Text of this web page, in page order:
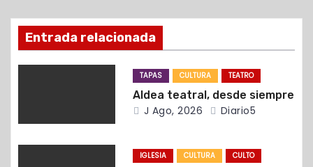
n
d
e
n
Entrada relacionada
TAPAS CULTURA TEATRO
Aldea teatral, desde siempre
J Ago, 2026 Diario5
IGLESIA CULTURA CULTO